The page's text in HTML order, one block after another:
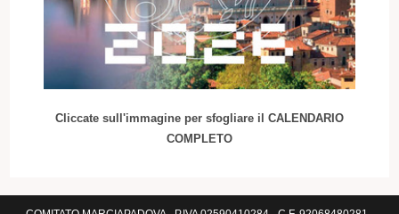
Cliccate sull'immagine per sfogliare il CALENDARIO
COMPLETO